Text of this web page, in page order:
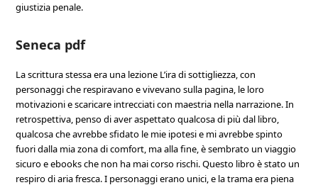
giustizia penale.
Seneca pdf
La scrittura stessa era una lezione L’ira di sottigliezza, con
personaggi che respiravano e vivevano sulla pagina, le loro
motivazioni e scaricare intrecciati con maestria nella narrazione. In
retrospettiva, penso di aver aspettato qualcosa di più dal libro,
qualcosa che avrebbe sfidato le mie ipotesi e mi avrebbe spinto
fuori dalla mia zona di comfort, ma alla fine, è sembrato un viaggio
sicuro e ebooks che non ha mai corso rischi. Questo libro è stato un
respiro di aria fresca. I personaggi erano unici, e la trama era piena